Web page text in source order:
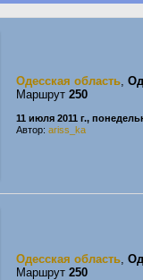
Одесская область,
Маршрут 250
11 июля 2011 г.,
Автор: ariss_ka
Одесская область,
Маршрут 250